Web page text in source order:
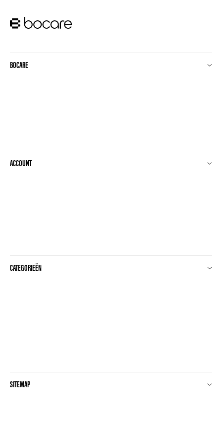
BOCARE
ACCOUNT
CATEGORIEËN
SITEMAP